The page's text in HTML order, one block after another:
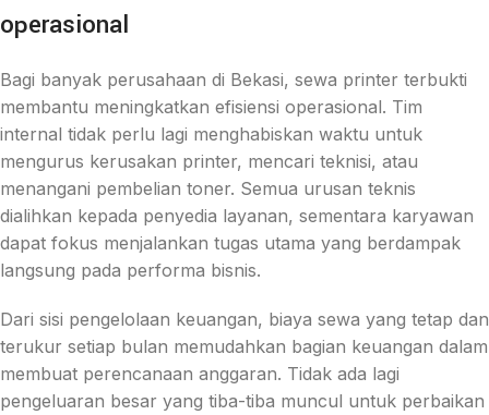
operasional
Bagi banyak perusahaan di Bekasi, sewa printer terbukti
membantu meningkatkan efisiensi operasional. Tim
internal tidak perlu lagi menghabiskan waktu untuk
mengurus kerusakan printer, mencari teknisi, atau
menangani pembelian toner. Semua urusan teknis
dialihkan kepada penyedia layanan, sementara karyawan
dapat fokus menjalankan tugas utama yang berdampak
langsung pada performa bisnis.
Dari sisi pengelolaan keuangan, biaya sewa yang tetap dan
terukur setiap bulan memudahkan bagian keuangan dalam
membuat perencanaan anggaran. Tidak ada lagi
pengeluaran besar yang tiba-tiba muncul untuk perbaikan